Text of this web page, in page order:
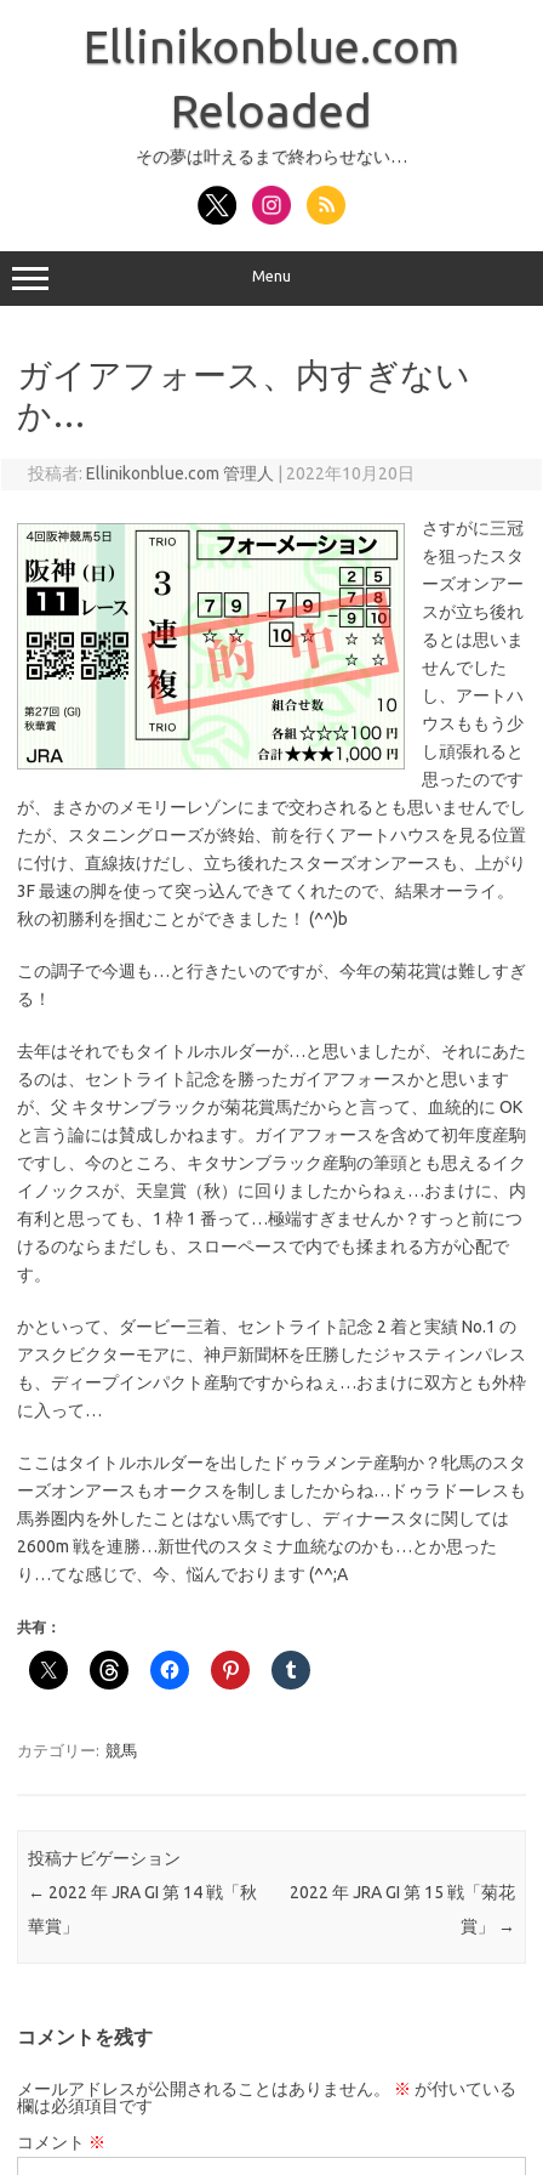
Ellinikonblue.com
Reloaded
その夢は叶えるまで終わらせない…
Menu
ガイアフォース、内すぎない
か…
投稿者: Ellinikonblue.com 管理人 2022年10月20日
さすがに三冠
を狙ったスタ
ーズオンアー
スが立ち後れ
るとは思いま
せんでした
し、アートハ
ウスももう少
し頑張れると
思ったのです
が、まさかのメモリーレゾンにまで交わされるとも思いませんでし
たが、スタニングローズが終始、前を行くアートハウスを見る位置
に付け、直線抜けだし、立ち後れたスターズオンアースも、上がり
3F 最速の脚を使って突っ込んできてくれたので、結果オーライ。
秋の初勝利を掴むことができました！ (^^)b
この調子で今週も…と行きたいのですが、今年の菊花賞は難しすぎ
る！
去年はそれでもタイトルホルダーが…と思いましたが、それにあた
るのは、セントライト記念を勝ったガイアフォースかと思います
が、父 キタサンブラックが菊花賞馬だからと言って、血統的に OK
と言う論には賛成しかねます。ガイアフォースを含めて初年度産駒
ですし、今のところ、キタサンブラック産駒の筆頭とも思えるイク
イノックスが、天皇賞（秋）に回りましたからねぇ…おまけに、内
有利と思っても、1 枠 1 番って…極端すぎませんか？すっと前につ
けるのならまだしも、スローペースで内でも揉まれる方が心配で
す。
かといって、ダービー三着、セントライト記念 2 着と実績 No.1 の
アスクビクターモアに、神戸新聞杯を圧勝したジャスティンパレス
も、ディープインパクト産駒ですからねぇ…おまけに双方とも外枠
に入って…
ここはタイトルホルダーを出したドゥラメンテ産駒か？牝馬のスタ
ーズオンアースもオークスを制しましたからね…ドゥラドーレスも
馬券圏内を外したことはない馬ですし、ディナースタに関しては
2600m 戦を連勝…新世代のスタミナ血統なのかも…とか思った
り…てな感じで、今、悩んでおります (^^;A
共有：
カテゴリー: 競馬
投稿ナビゲーション
← 2022 年 JRA GI 第 14 戦「秋
華賞」
2022 年 JRA GI 第 15 戦「菊花
賞」
→
コメントを残す
メールアドレスが公開されることはありません。 ※ が付いている
欄は必須項目です
コメント ※